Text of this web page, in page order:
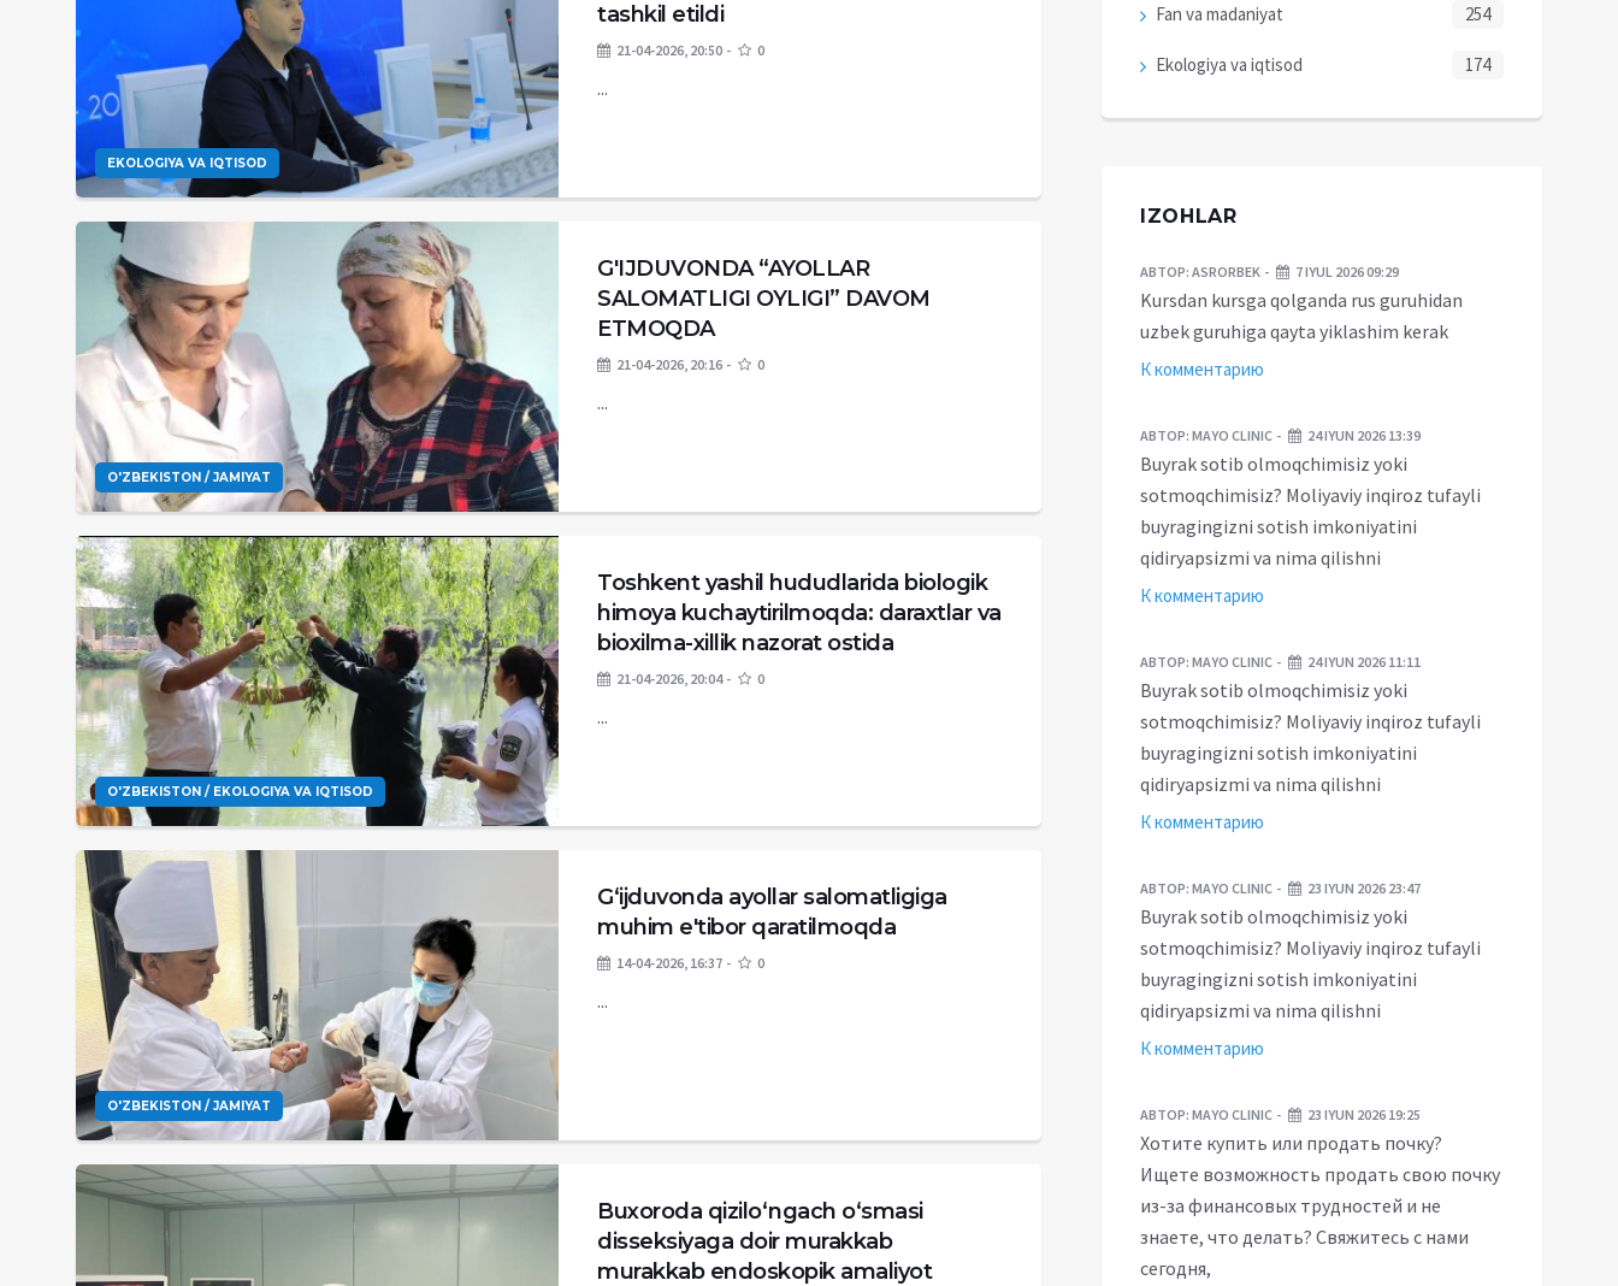
EKOLOGIYA VA IQTISOD
tashkil etildi
21-04-2026, 20:50 0
...
O'ZBEKISTON / JAMIYAT
G'IJDUVONDA “AYOLLAR
SALOMATLIGI OYLIGI” DAVOM
ETMOQDA
21-04-2026, 20:16 0
...
O'ZBEKISTON / EKOLOGIYA VA IQTISOD
Toshkent yashil hududlarida biologik
himoya kuchaytirilmoqda: daraxtlar va
bioxilma-xillik nazorat ostida
21-04-2026, 20:04 0
...
O'ZBEKISTON / JAMIYAT
Gʻijduvonda ayollar salomatligiga
muhim e'tibor qaratilmoqda
14-04-2026, 16:37 0
...
Buxoroda qizilo‘ngach o‘smasi
disseksiyaga doir murakkab
murakkab endoskopik amaliyot
Fan va madaniyat 254
Ekologiya va iqtisod 174
IZOHLAR
АВТОР: ASRORBEK 7 IYUL 2026 09:29
Kursdan kursga qolganda rus guruhidan
uzbek guruhiga qayta yiklashim kerak
К комментарию
АВТОР: MAYO CLINIC 24 IYUN 2026 13:39
Buyrak sotib olmoqchimisiz yoki
sotmoqchimisiz? Moliyaviy inqiroz tufayli
buyragingizni sotish imkoniyatini
qidiryapsizmi va nima qilishni
К комментарию
АВТОР: MAYO CLINIC 24 IYUN 2026 11:11
Buyrak sotib olmoqchimisiz yoki
sotmoqchimisiz? Moliyaviy inqiroz tufayli
buyragingizni sotish imkoniyatini
qidiryapsizmi va nima qilishni
К комментарию
АВТОР: MAYO CLINIC 23 IYUN 2026 23:47
Buyrak sotib olmoqchimisiz yoki
sotmoqchimisiz? Moliyaviy inqiroz tufayli
buyragingizni sotish imkoniyatini
qidiryapsizmi va nima qilishni
К комментарию
АВТОР: MAYO CLINIC 23 IYUN 2026 19:25
Хотите купить или продать почку?
Ищете возможность продать свою почку
из-за финансовых трудностей и не
знаете, что делать? Свяжитесь с нами
сегодня,